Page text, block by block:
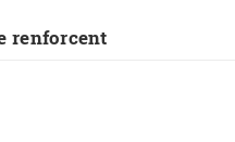
renforcent